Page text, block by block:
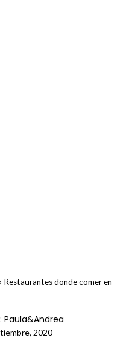
Restaurantes donde comer en
Paula&Andrea
2020